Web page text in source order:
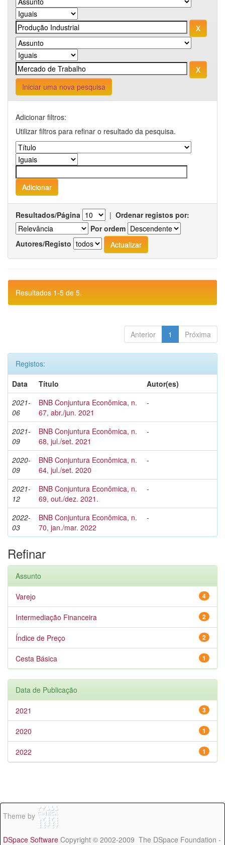
Iniciar uma nova pesquisa
Adicionar filtros:
Utilizar filtros para refinar o resultado da pesquisa.
Resultados/Página | Ordenar registos por:
Por ordem
Autores/Registo
Resultados 1-5 de 5.
Anterior 1 Próxima
Registos:
Data
Título
Autor(es)
2021-
06
BNB Conjuntura Econômica, n.
67, abr./jun. 2021
-
2021-
09
BNB Conjuntura Econômica, n.
68, jul./set. 2021
-
2020-
09
BNB Conjuntura Econômica, n.
64, jul./set. 2020
-
2021-
12
BNB Conjuntura Econômica, n.
69, out./dez. 2021.
-
2022-
03
BNB Conjuntura Econômica, n.
70, jan./mar. 2022
-
Refinar
Assunto
4
Varejo
2
Intermediação Financeira
2
Índice de Preço
1
Cesta Básica
Data de Publicação
3
2021
1
2020
1
2022
Theme by
DSpace Software Copyright © 2002-2009 The DSpace Foundation -